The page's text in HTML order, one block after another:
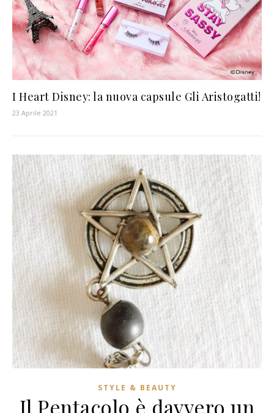
I Heart Disney: la nuova capsule Gli Aristogatti!
23 Aprile 2021
STYLE & BEAUTY
Il Pentacolo è davvero un